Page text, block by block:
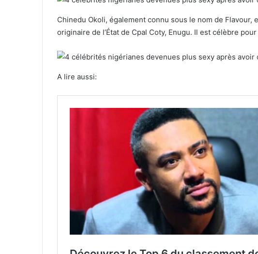
Chinedu Okoli, également connu sous le nom de Flavour,
originaire de l’État de Cpal Coty, Enugu. Il est célèbre
A lire aussi: